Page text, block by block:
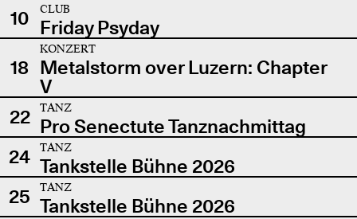
10
CLUB
Friday Psyday
18
KONZERT
Metalstorm over Luzern: Chapter
V
22
TANZ
Pro Senectute Tanznachmittag
24
TANZ
Tankstelle Bühne 2026
25
TANZ
Tankstelle Bühne 2026